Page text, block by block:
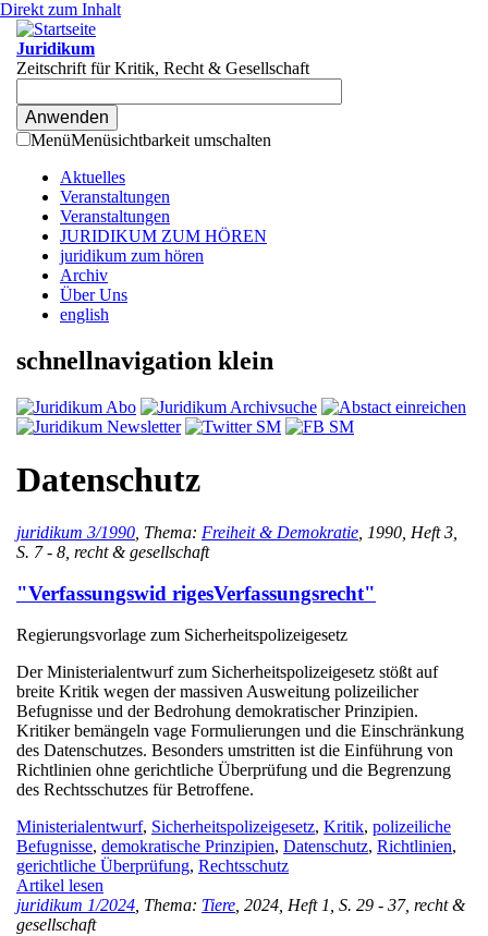
Direkt zum Inhalt
Juridikum
Zeitschrift für Kritik, Recht & Gesellschaft
MenüMenüsichtbarkeit umschalten
Aktuelles
Veranstaltungen
Veranstaltungen
JURIDIKUM ZUM HÖREN
juridikum zum hören
Archiv
Über Uns
english
schnellnavigation klein
Datenschutz
juridikum 3/1990 , Thema: Freiheit & Demokratie , 1990, Heft 3,
S. 7 - 8, recht & gesellschaft
"Verfassungswid rigesVerfassungsrecht"
Regierungsvorlage zum Sicherheitspolizeigesetz
Der Ministerialentwurf zum Sicherheitspolizeigesetz stößt auf
breite Kritik wegen der massiven Ausweitung polizeilicher
Befugnisse und der Bedrohung demokratischer Prinzipien.
Kritiker bemängeln vage Formulierungen und die Einschränkung
des Datenschutzes. Besonders umstritten ist die Einführung von
Richtlinien ohne gerichtliche Überprüfung und die Begrenzung
des Rechtsschutzes für Betroffene.
Ministerialentwurf, Sicherheitspolizeigesetz, Kritik, polizeiliche
Befugnisse, demokratische Prinzipien, Datenschutz, Richtlinien,
gerichtliche Überprüfung, Rechtsschutz
Artikel lesen
juridikum 1/2024 , Thema: Tiere , 2024, Heft 1, S. 29 - 37, recht &
gesellschaft